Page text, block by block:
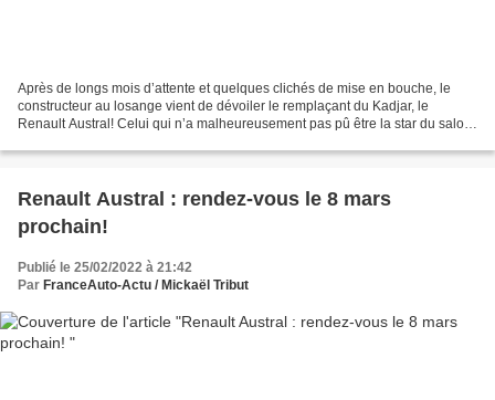
Après de longs mois d’attente et quelques clichés de mise en bouche, le
constructeur au losange vient de dévoiler le remplaçant du Kadjar, le
Renault Austral! Celui qui n’a malheureusement pas pû être la star du salon
Renault Austral : rendez-vous le 8 mars
prochain!
Publié le 25/02/2022 à 21:42
Par FranceAuto-Actu / Mickaël Tribut